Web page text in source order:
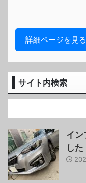
詳細ページを見る
サイト内検索
イン
した